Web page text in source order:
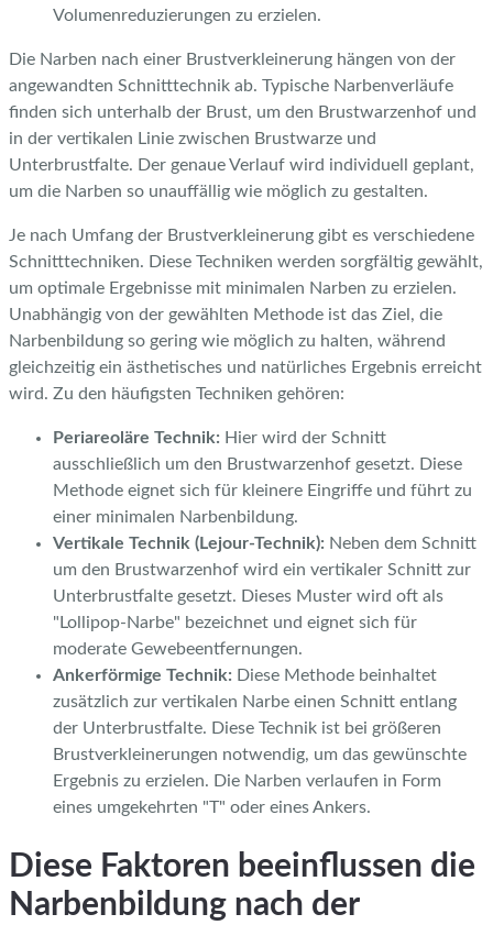
Volumenreduzierungen zu erzielen.
Die Narben nach einer Brustverkleinerung hängen von der
angewandten Schnitttechnik ab. Typische Narbenverläufe
finden sich unterhalb der Brust, um den Brustwarzenhof und
in der vertikalen Linie zwischen Brustwarze und
Unterbrustfalte. Der genaue Verlauf wird individuell geplant,
um die Narben so unauffällig wie möglich zu gestalten.
Je nach Umfang der Brustverkleinerung gibt es verschiedene
Schnitttechniken. Diese Techniken werden sorgfältig gewählt,
um optimale Ergebnisse mit minimalen Narben zu erzielen.
Unabhängig von der gewählten Methode ist das Ziel, die
Narbenbildung so gering wie möglich zu halten, während
gleichzeitig ein ästhetisches und natürliches Ergebnis erreicht
wird. Zu den häufigsten Techniken gehören:
Periareoläre Technik: Hier wird der Schnitt
ausschließlich um den Brustwarzenhof gesetzt. Diese
Methode eignet sich für kleinere Eingriffe und führt zu
einer minimalen Narbenbildung.
Vertikale Technik (Lejour-Technik): Neben dem Schnitt
um den Brustwarzenhof wird ein vertikaler Schnitt zur
Unterbrustfalte gesetzt. Dieses Muster wird oft als
"Lollipop-Narbe" bezeichnet und eignet sich für
moderate Gewebeentfernungen.
Ankerförmige Technik: Diese Methode beinhaltet
zusätzlich zur vertikalen Narbe einen Schnitt entlang
der Unterbrustfalte. Diese Technik ist bei größeren
Brustverkleinerungen notwendig, um das gewünschte
Ergebnis zu erzielen. Die Narben verlaufen in Form
eines umgekehrten "T" oder eines Ankers.
Diese Faktoren beeinflussen die
Narbenbildung nach der